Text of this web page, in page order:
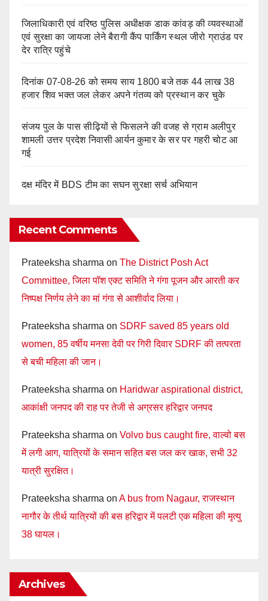
जिलाधिकारी एवं वरिष्ठ पुलिस अधीक्षक डाक कांवड़ की व्यवस्थाओं
एवं सुरक्षा का जायजा लेने बैरागी कैंप पार्किंग स्थल जीरो ग्राउंड पर
देर रात्रि पहुंचे
दिनांक 07-08-26 को समय साय 1800 बजे तक 44 लाख 38
हजार शिव भक्त जल लेकर अपने गंतव्य को प्रस्थान कर चुके
संजय पुल के पास सीढ़ियों से फिसलने की वजह से ग्राम अलीपुर
शामली उत्तर प्रदेश निवासी आर्यन कुमार के सर पर गहरी चोट आ
गई
दक्ष मंदिर में BDS टीम का सघन सुरक्षा सर्च अभियान
Recent Comments
Prateeksha sharma on The District Posh Act
Committee, जिला पॉश एक्ट समिति ने गंगा पूजन और आरती कर
निष्पक्ष निर्णय लेने का मां गंगा से आशीर्वाद लिया।
Prateeksha sharma on SDRF saved 85 years old
women, 85 वर्षीय मनसा देवी पर गिरी दिवार SDRF की तत्परता
से बची महिला की जान।
Prateeksha sharma on Haridwar aspirational district,
आकांक्षी जनपद की राह पर तेजी से अग्रसर हरिद्वार जनपद
Prateeksha sharma on Volvo bus caught fire, वाल्वो बस
में लगी आग, यात्रियों के समान सहित बस जल कर खाक, सभी 32
यात्री सुरक्षित।
Prateeksha sharma on A bus from Nagaur, राजस्थान
नागौर के तीर्थ यात्रियों की बस हरिद्वार में पलटी एक महिला की मृत्यु
38 घायल।
Archives